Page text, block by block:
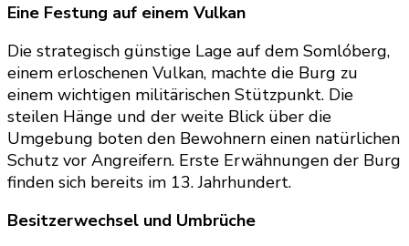
Eine Festung auf einem Vulkan
Die strategisch günstige Lage auf dem Somlóberg,
einem erloschenen Vulkan, machte die Burg zu
einem wichtigen militärischen Stützpunkt. Die
steilen Hänge und der weite Blick über die
Umgebung boten den Bewohnern einen natürlichen
Schutz vor Angreifern. Erste Erwähnungen der Burg
finden sich bereits im 13. Jahrhundert.
Besitzerwechsel und Umbrüche